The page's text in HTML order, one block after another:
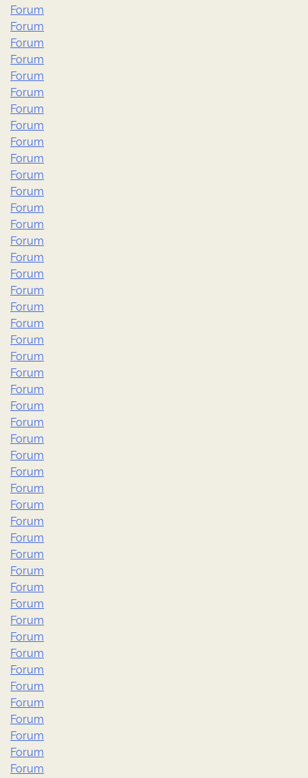
Forum
Forum
Forum
Forum
Forum
Forum
Forum
Forum
Forum
Forum
Forum
Forum
Forum
Forum
Forum
Forum
Forum
Forum
Forum
Forum
Forum
Forum
Forum
Forum
Forum
Forum
Forum
Forum
Forum
Forum
Forum
Forum
Forum
Forum
Forum
Forum
Forum
Forum
Forum
Forum
Forum
Forum
Forum
Forum
Forum
Forum
Forum